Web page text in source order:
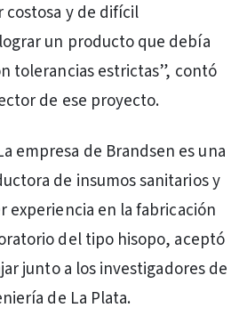
costosa y de difícil
un producto que debía
tolerancias estrictas”, contó
de ese proyecto.
empresa de Brandsen es una
de insumos sanitarios y
experiencia en la fabricación
del tipo hisopo, aceptó
junto a los investigadores de
de La Plata.